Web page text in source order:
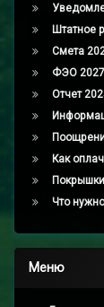
Штатное
Смета
ФЭО 2027
Отчет
Как
Покрышки
Что
Меню